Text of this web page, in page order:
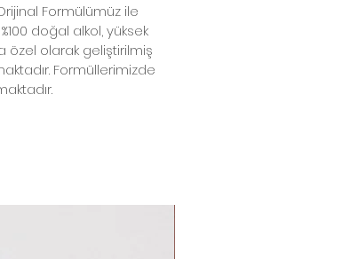
Formülümüz ile
doğal alkol, yüksek
özel olarak geliştirilmiş
Formüllerimizde